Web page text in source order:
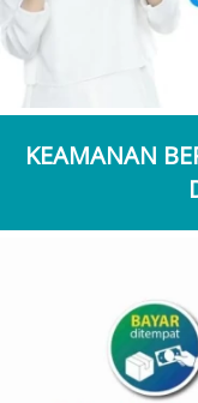
KEAMANAN